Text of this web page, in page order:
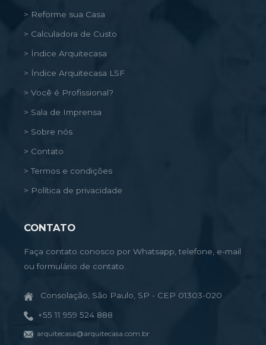
> Reforme sua Casa
> Calculadora de Custo
> Índice Arquitecasa
> Índice Arquitecasa LSF
> Você é Profissional?
> Sala de Imprensa
> Sobre nós
> Contato
> Termos e condições
> Política de privacidade
CONTATO
Faça contato conosco por Whatsapp, telefone, e-mail
ou formulário de contato.
Consolação, São Paulo, SP - CEP 01303-020
+55 11 959 524 888
arquitecasa@arquitecasa.com.br